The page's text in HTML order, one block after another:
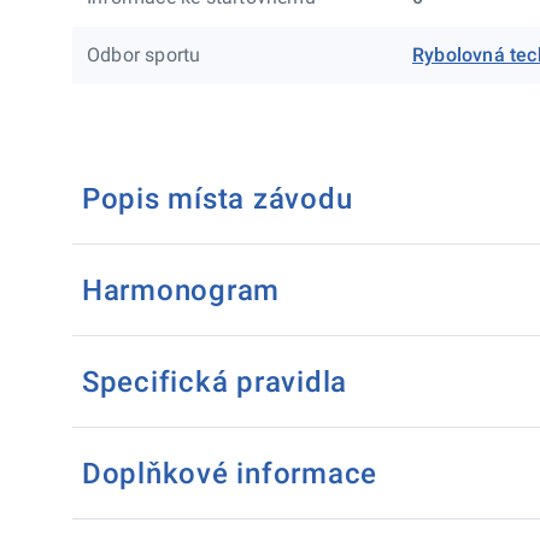
Odbor sportu Rybolovná
Popis místa závodu
Harmonogram
Specifická pravidla
Doplňkové informace